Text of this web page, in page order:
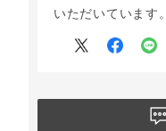
いただいています。